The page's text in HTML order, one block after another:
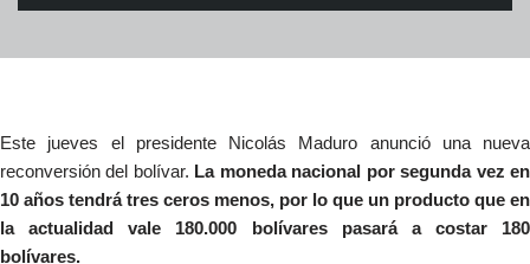
Este jueves el presidente Nicolás Maduro anunció una nueva
reconversión del bolívar. La moneda nacional por segunda vez en
10 años tendrá tres ceros menos, por lo que un producto que en
la actualidad vale 180.000 bolívares pasará a costar 180
bolívares.